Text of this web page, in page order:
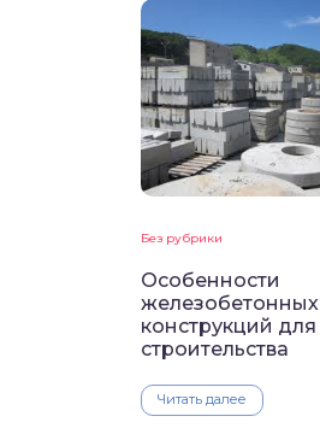
Без рубрики
Особенности
железобетонных
конструкций для
строительства
Читать далее